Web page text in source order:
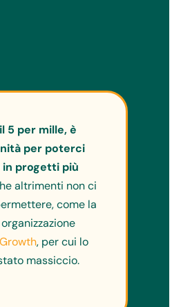
5 per mille, è
per poterci
in progetti più
altrimenti non ci
come la
, per cui lo
massiccio.